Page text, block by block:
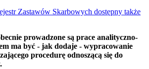
Zastawów Skarbowych dostępny także
prowadzone są prace analityczno-
ma być - jak dodaje - wypracowanie
procedurę odnoszącą się do